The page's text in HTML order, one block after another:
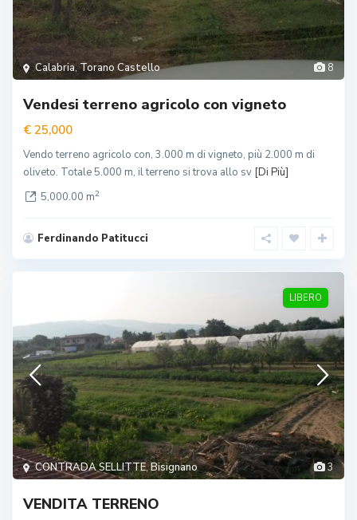
8
Calabria,Torano Castello
Vendesi terreno agricolo con vigneto
€ 25,000
Vendo terreno agricolo con, 3.000 m di vigneto, più 2.000 m di
oliveto. Totale 5.000 m, il terreno si trova allo sv [Di Più]
5,000.00 m2
Ferdinando Patitucci
3
CONTRADA SELLITTE,Bisignano
LIBERO
VENDITA TERRENO